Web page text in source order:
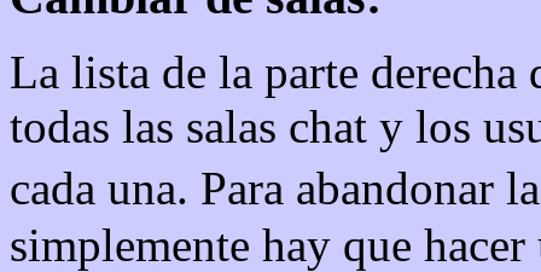
La lista de la parte
todas las salas chat y los
cada una. Para abandonar
simplemente hay que